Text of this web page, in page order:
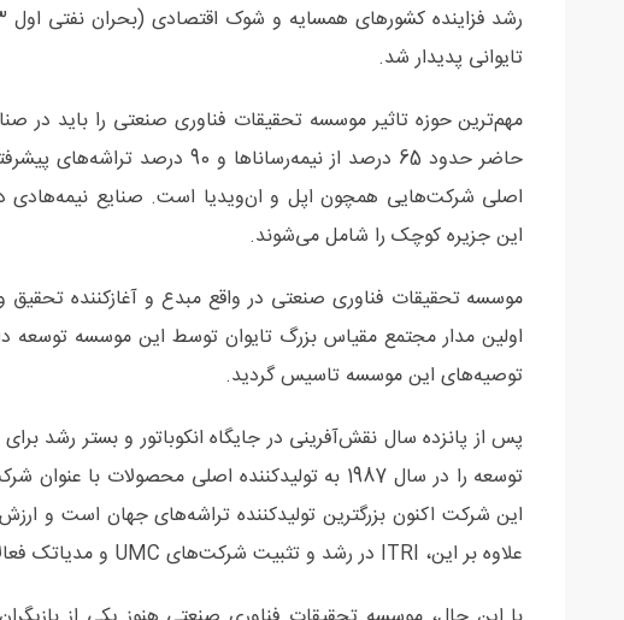
تایوانی پدیدار شد.
مهم‌ترین حوزه تاثیر موسسه تحقیقات فناوری صنعتی را باید در
حاضر حدود 65 درصد از
این جزیره کوچک را شامل می‌شوند.
توصیه‌های این موسسه تاسیس گردید.
پس از پانزده سال نقش‌آفرینی در جایگاه انکوباتور و بستر رشد
علاوه بر این، ITRI در رشد و تثبیت شرکت‌های UMC و مدیاتک فعالانه نقش داشته است.